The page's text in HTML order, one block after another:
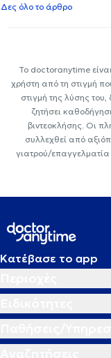
Δες όλο το άρθρο
Το doctoranytime
χρήστη από τη στιγμή
στιγμή της λύσης του,
ζητήσει
βιντεοκλήσης. Οι
συλλεχθεί από
γιατρού/
Κατέβασε το app